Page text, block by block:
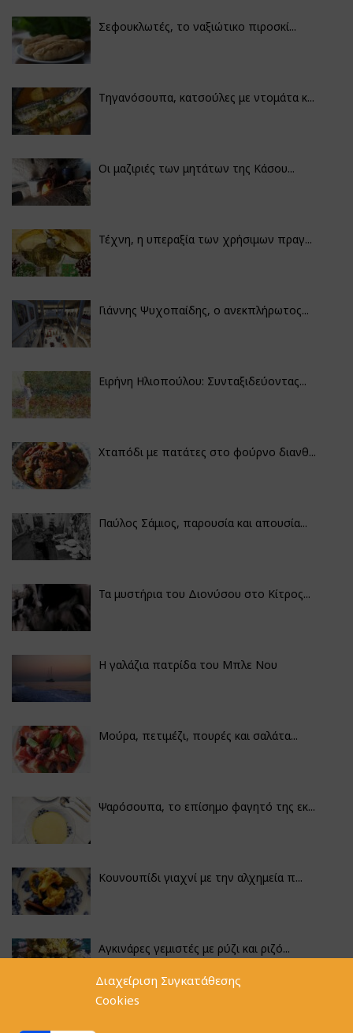
Διαχείριση Συγκατάθεσης
Cookies
Σεφουκλωτές, το ναξιώτικο πιροσκί...
Τηγανόσουπα, κατσούλες με ντομάτα κ...
Οι μαζιριές των μητάτων της Κάσου...
Τέχνη, η υπεραξία των χρήσιμων πραγ...
Γιάννης Ψυχοπαίδης, ο ανεκπλήρωτος...
Ειρήνη Ηλιοπούλου: Συνταξιδεύοντας...
Χταπόδι με πατάτες στο φούρνο διανθ...
Παύλος Σάμιος, παρουσία και απουσία...
Τα μυστήρια του Διονύσου στο Κίτρος...
Η γαλάζια πατρίδα του Μπλε Νου
Μούρα, πετιμέζι, πουρές και σαλάτα...
Ψαρόσουπα, το επίσημο φαγητό της εκ...
Κουνουπίδι γιαχνί με την αλχημεία π...
Αγκινάρες γεμιστές με ρύζι και ριζό...